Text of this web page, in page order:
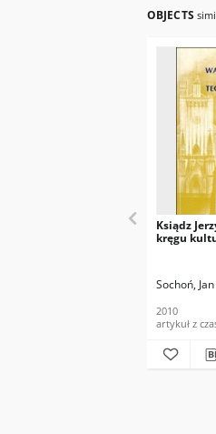
OBJECTS
Ksiądz
kręgu
Sochoń,
2010
artykuł z